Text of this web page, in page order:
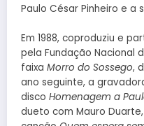
Paulo César Pinheiro e a
Em 1988, coproduziu e
pela Fundação Nacional
faixa Morro do Sossego,
ano seguinte, a
disco Homenagem a
dueto com Mauro